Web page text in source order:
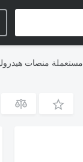
مستعملة منصات